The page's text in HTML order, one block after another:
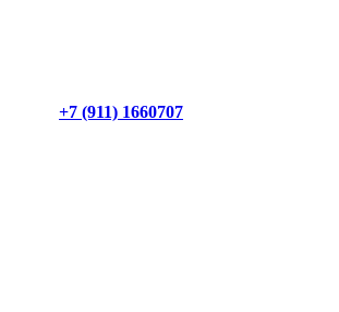
+7 (911) 1660707